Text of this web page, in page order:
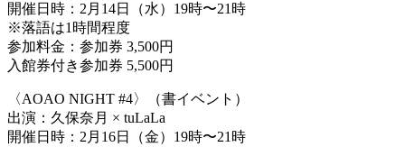
開催日時：2月14日（水）19時〜21時
※落語は1時間程度
参加料金：参加券 3,500円
入館券付き参加券 5,500円
〈AOAO NIGHT #4〉（書イベント）
出演：久保奈月 × tuLaLa
開催日時：2月16日（金）19時〜21時